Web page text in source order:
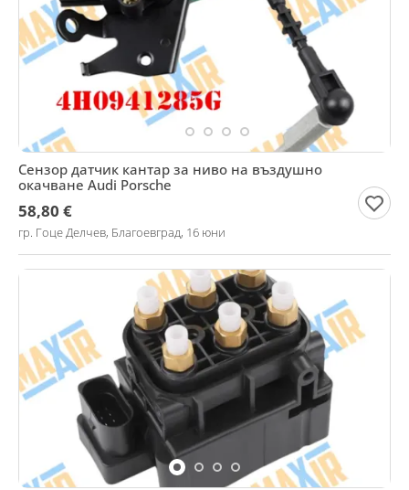
Сензор датчик кантар за ниво на въздушно
окачване Audi Porsche
58,80 €
гр. Гоце Делчев, Благоевград, 16 юни